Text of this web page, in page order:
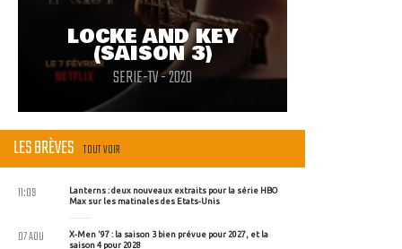
LOCKE AND KEY
(SAISON 3)
SERIE-TV - 2020
LES BRÈVES TOUT VOIR
Lanterns : deux nouveaux extraits pour la série HBO
Max sur les matinales des Etats-Unis
11:09
X-Men '97 : la saison 3 bien prévue pour 2027, et la
saison 4 pour 2028
07 AOU